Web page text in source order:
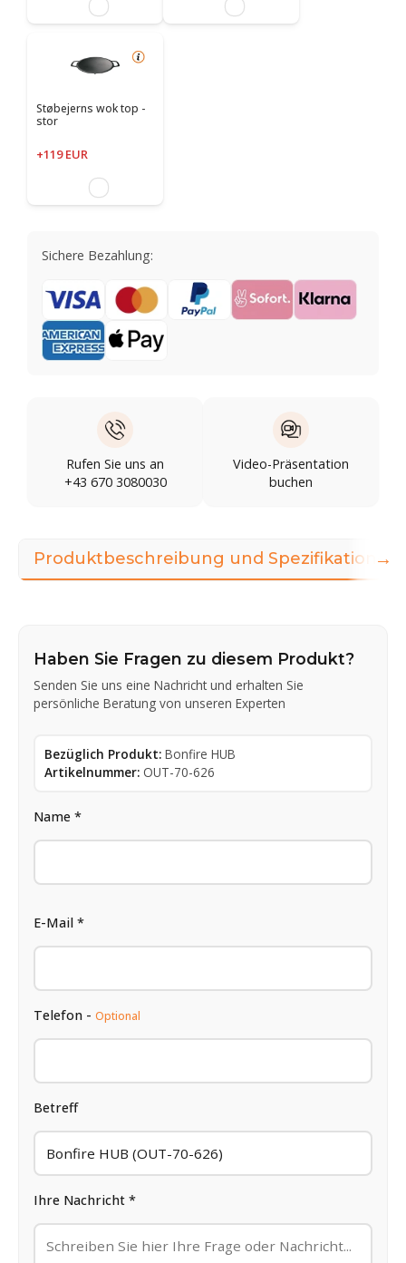
Støbejerns wok top -
stor
+119 EUR
Sichere Bezahlung:
Rufen Sie uns an
+43 670 3080030
Video-Präsentation
buchen
Produktbeschreibung und Spezifikationen
Haben Sie Fragen zu diesem Produkt?
Senden Sie uns eine Nachricht und erhalten Sie
persönliche Beratung von unseren Experten
Bezüglich Produkt: Bonfire HUB
Artikelnummer: OUT-70-626
Name *
E-Mail *
Telefon - Optional
Betreff
Ihre Nachricht *
→